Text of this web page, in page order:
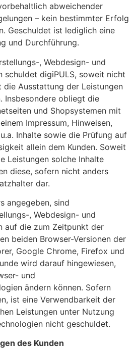
abweichender
– kein bestimmter Erfolg
Geschuldet ist lediglich eine
und Durchführung.
, Webdesign- und
schuldet digiPULS, soweit nicht
Ausstattung der Leistungen
Insbesondere obliegt die
und Shopsystemen mit
Impressum, Hinweisen,
Inhalte sowie die Prüfung auf
allein dem Kunden. Soweit
Leistungen solche Inhalte
diese, sofern nicht anders
dar.
angegeben, sind
, Webdesign- und
auf die zum Zeitpunkt der
beiden Browser-Versionen der
Google Chrome, Firefox und
wird darauf hingewiesen,
und
ändern können. Sofern
ist eine Verwendbarkeit der
Leistungen unter Nutzung
nicht geschuldet.
des Kunden